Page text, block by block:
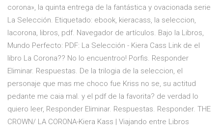
corona», la quinta entrega de la fantástica y ovacionada serie
La Selección. Etiquetado: ebook, kieracass, la seleccion,
lacorona, libros, pdf. Navegador de artículos. Bajo la Libros,
Mundo Perfecto: PDF: La Selección - Kiera Cass Link de el
libro La Corona?? No lo encuentroo! Porfis. Responder
Eliminar. Respuestas. De la trilogia de la seleccion, el
personaje que mas me choco fue Kriss no se, su actitud
pedante me caia mal. y el pdf de la favorita? de verdad lo
quiero leer, Responder Eliminar. Respuestas. Responder. THE
CROWN/ LA CORONA-Kiera Kass | Viajando entre Libros